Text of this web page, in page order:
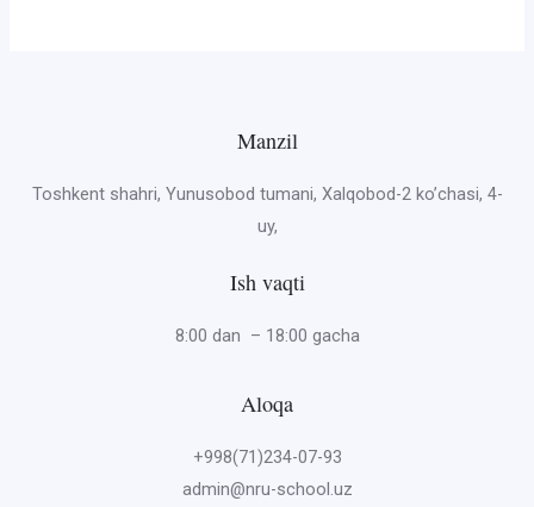
Manzil
Toshkent shahri, Yunusobod tumani, Xalqobod-2 ko’chasi, 4-
uy,
Ish vaqti
8:00 dan – 18:00 gacha
Aloqa
+998(71)234-07-93
admin@nru-school.uz